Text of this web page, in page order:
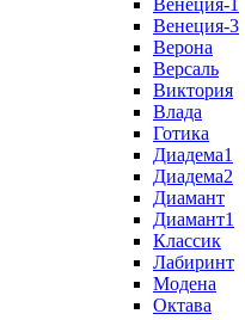
Венеция-1
Венеция-3
Верона
Версаль
Виктория
Влада
Готика
Диадема1
Диадема2
Диамант
Диамант1
Классик
Лабиринт
Модена
Октава